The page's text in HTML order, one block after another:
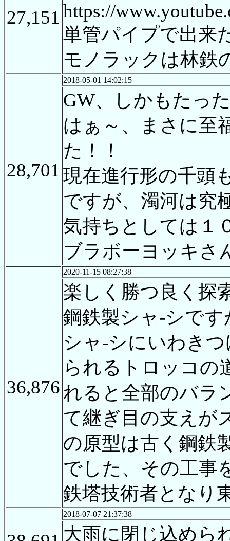
27,151https://
単管パイプで出来
モノラックは林鉄
28,701
2018-05-01 14:02:15
GW、しかもたっ
はぁ～、まさに至
た！！
現在進行形の千頭
ですが、濁河は究
気持ちとしては１
ブラボーヨッキさ
36,876
2020-11-15 08:27:38
楽しく勝つ良く探
鋼鉄製シャ-シで
シャ-シにいわき
られるトロッコの
れると全部のバラ
て継ぎ目の支えが
の原型は古く鋼鉄
でした、その工事
鉄塔技術者となり
2018-07-07 21:37:38
大雨に閉じ込めら